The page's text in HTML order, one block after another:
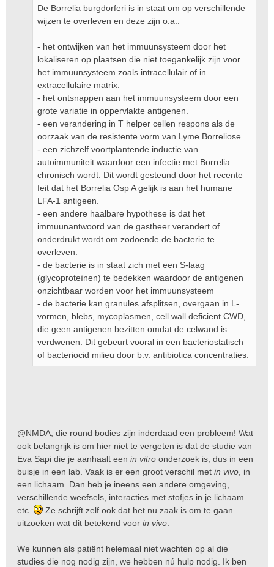
De Borrelia burgdorferi is in staat om op verschillende
wijzen te overleven en deze zijn o.a.:
- het ontwijken van het immuunsysteem door het
lokaliseren op plaatsen die niet toegankelijk zijn voor
het immuunsysteem zoals intracellulair of in
extracellulaire matrix.
- het ontsnappen aan het immuunsysteem door een
grote variatie in oppervlakte antigenen.
- een verandering in T helper cellen respons als de
oorzaak van de resistente vorm van Lyme Borreliose
- een zichzelf voortplantende inductie van
autoimmuniteit waardoor een infectie met Borrelia
chronisch wordt. Dit wordt gesteund door het recente
feit dat het Borrelia Osp A gelijk is aan het humane
LFA-1 antigeen.
- een andere haalbare hypothese is dat het
immuunantwoord van de gastheer verandert of
onderdrukt wordt om zodoende de bacterie te
overleven.
- de bacterie is in staat zich met een S-laag
(glycoproteïnen) te bedekken waardoor de antigenen
onzichtbaar worden voor het immuunsysteem
- de bacterie kan granules afsplitsen, overgaan in L-
vormen, blebs, mycoplasmen, cell wall deficient CWD,
die geen antigenen bezitten omdat de celwand is
verdwenen. Dit gebeurt vooral in een bacteriostatisch
of bacteriocid milieu door b.v. antibiotica concentraties.
@NMDA, die round bodies zijn inderdaad een probleem! Wat
ook belangrijk is om hier niet te vergeten is dat de studie van
Eva Sapi die je aanhaalt een in vitro onderzoek is, dus in een
buisje in een lab. Vaak is er een groot verschil met in vivo , in
een lichaam. Dan heb je ineens een andere omgeving,
verschillende weefsels, interacties met stofjes in je lichaam
etc.
Ze schrijft zelf ook dat het nu zaak is om te gaan
uitzoeken wat dit betekend voor in vivo
We kunnen als patiënt helemaal niet wachten op al die
studies die nog nodig zijn, we hebben nú hulp nodig. Ik ben